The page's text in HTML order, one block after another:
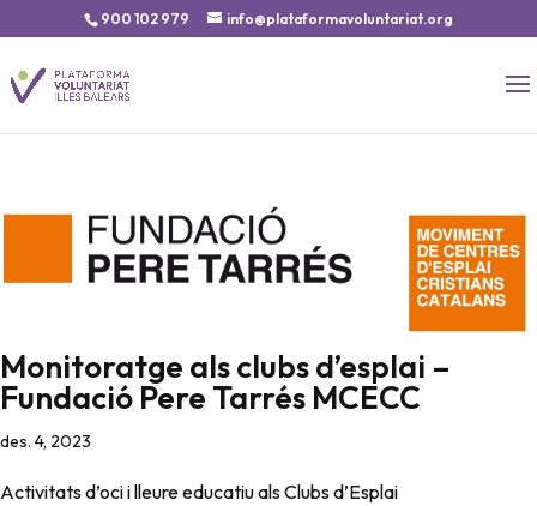
900 102 979 info@plataformavoluntariat.org
Monitoratge als clubs d’esplai –
Fundació Pere Tarrés MCECC
des. 4, 2023
Activitats d’oci i lleure educatiu als Clubs d’Esplai